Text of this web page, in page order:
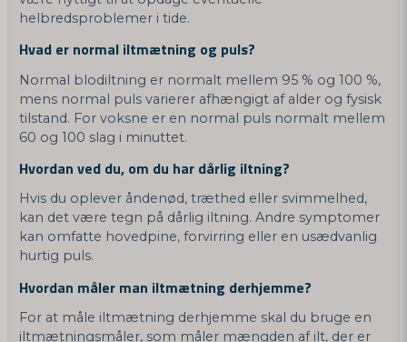
helbredsproblemer i tide.
Hvad er normal iltmætning og puls?
Normal blodiltning er normalt mellem 95 % og 100 %,
mens normal puls varierer afhængigt af alder og fysisk
tilstand. For voksne er en normal puls normalt mellem
60 og 100 slag i minuttet.
Hvordan ved du, om du har dårlig iltning?
Hvis du oplever åndenød, træthed eller svimmelhed,
kan det være tegn på dårlig iltning. Andre symptomer
kan omfatte hovedpine, forvirring eller en usædvanlig
hurtig puls.
Hvordan måler man iltmætning derhjemme?
For at måle iltmætning derhjemme skal du bruge en
iltmætningsmåler, som måler mængden af ​​ilt, der er